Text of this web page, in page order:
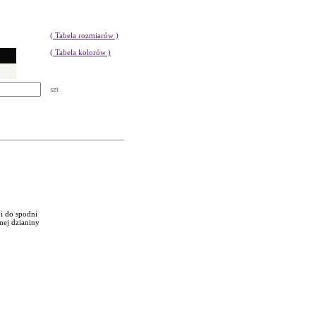
( Tabela rozmiarów )
( Tabela kolorów )
szt
do spodni
dzianiny